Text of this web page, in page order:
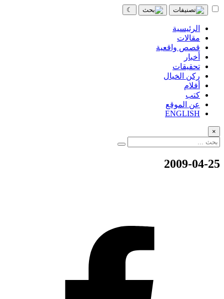
☾
الرئيسية
مقالات
قصص واقعية
أخبار
تحقيقات
ركن الخيال
أفلام
كتب
عن الموقع
ENGLISH
×
2009-04-25